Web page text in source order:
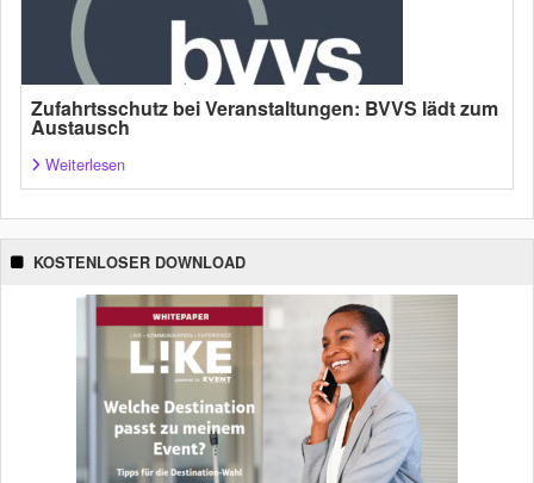
Zufahrtsschutz bei Veranstaltungen: BVVS lädt zum
Austausch
Weiterlesen
KOSTENLOSER DOWNLOAD